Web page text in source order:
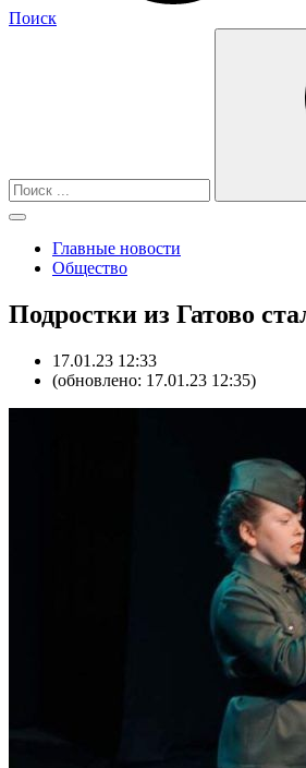
Поиск
Главные новости
Общество
Подростки из Гатово
17.01.23 12:33
(обновлено: 17.01.23 12:35)